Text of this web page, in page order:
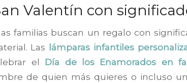
Valentín con
familias buscan un regalo con
Las lámparas infantiles
el Día de los Enamorados en
de quien más quieres o incluso